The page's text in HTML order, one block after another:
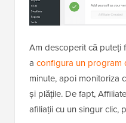
Am descoperit că puteți
a configura un program
minute, apoi monitoriza
și plățile. De fapt,
afiliații cu un singur clic,